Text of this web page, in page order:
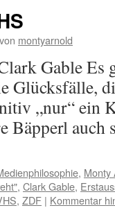
von montyarnold
Gable
Glücksfälle,
„nur“ ein
Bäpperl auch
, Monty
, Clark Gable,
, ZDF | Kommentar